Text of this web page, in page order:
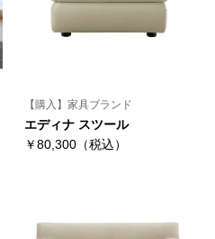
【購入】家具ブランド
エディナ スツール
￥80,300（税込）